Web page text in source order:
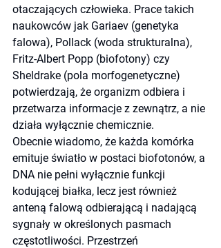
otaczających człowieka. Prace takich
naukowców jak Gariaev (genetyka
falowa), Pollack (woda strukturalna),
Fritz-Albert Popp (biofotony) czy
Sheldrake (pola morfogenetyczne)
potwierdzają, że organizm odbiera i
przetwarza informacje z zewnątrz, a nie
działa wyłącznie chemicznie.
Obecnie wiadomo, że każda komórka
emituje światło w postaci biofotonów, a
DNA nie pełni wyłącznie funkcji
kodującej białka, lecz jest również
anteną falową odbierającą i nadającą
sygnały w określonych pasmach
częstotliwości. Przestrzeń